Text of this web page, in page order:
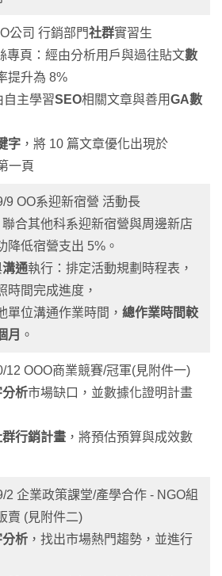
公司 行銷部門社群實習生
專頁：經由分析用戶與過往貼文數
提升為 8%
自主學習SEO相關文章與善用GA數
字 ，將 10 篇文章優化出現於
一頁
9 OO系迎新宿營 活動長
聯合其他科系迎新宿營與周邊新店
降低宿營支出 5%。
溝通執行：排定活動規劃時程表，
時間完成進度，
單位溝通作業時間， 總作業時間較
月 。
12 OOO商業競賽/冠軍(見附件一)
分析市場缺口，並數據化證明計畫
群行銷計畫 ，將預估預算與成效數
2 企業政策課堂/產學合作 - NGO組
賣 (見附件二)
分析 ，找出市場熱門趨勢，並進行